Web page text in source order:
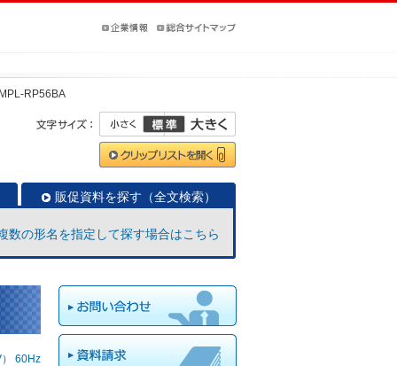
RP56BA
販促資料を探す（全文検索）
数の形名を指定して探す場合はこちら
60Hz